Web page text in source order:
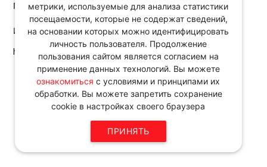
Проект указания Банка России
Источник:
http://www.consultant.ru
метрики, используемые для анализа статистики
посещаемости, которые не содержат сведений,
на основании которых можно идентифицировать
личность пользователя. Продолжение
пользования сайтом является согласием на
применение данных технологий. Вы можете
ознакомиться с условиями и принципами их
обработки. Вы можете запретить сохранение
cookie в настройках своего браузера
ПРИНЯТЬ
Звоните по телефону в рабочие
дни с 9:00 до 18:00
8 343 287 51 45